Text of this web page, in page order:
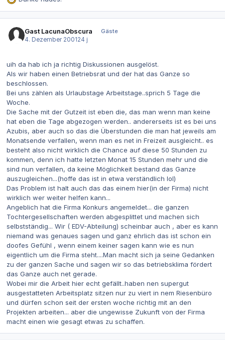
Gast LacunaObscura
Gäste
4. Dezember 200124 j
uih da hab ich ja richtig Diskussionen ausgelöst.
Als wir haben einen Betriebsrat und der hat das Ganze so
beschlossen.
Bei uns zählen als Urlaubstage Arbeitstage..sprich 5 Tage die
Woche.
Die Sache mit der Gutzeit ist eben die, das man wenn man keine
hat eben die Tage abgezogen werden.. andererseits ist es bei uns
Azubis, aber auch so das die Überstunden die man hat jeweils am
Monatsende verfallen, wenn man es net in Freizeit ausgleicht.. es
besteht also nicht wirklich die Chance auf diese 50 Stunden zu
kommen, denn ich hatte letzten Monat 15 Stunden mehr und die
sind nun verfallen, da keine Möglichkeit bestand das Ganze
auszugleichen...(hoffe das ist in etwa verständlich lol)
Das Problem ist halt auch das das einem hier(in der Firma) nicht
wirklich wer weiter helfen kann...
Angeblich hat die Firma Konkurs angemeldet... die ganzen
Tochtergesellschaften werden abgesplittet und machen sich
selbstständig... Wir ( EDV-Abteilung) scheinbar auch , aber es kann
niemand was genaues sagen und ganz ehrlich das ist schon ein
doofes Gefühl , wenn einem keiner sagen kann wie es nun
eigentlich um die Firma steht....Man macht sich ja seine Gedanken
zu der ganzen Sache und sagen wir so das betriebsklima fördert
das Ganze auch net gerade.
Wobei mir die Arbeit hier echt gefällt..haben nen supergut
ausgestatteten Arbeitsplatz sitzen nur zu viert in nem Riesenbüro
und dürfen schon seit der ersten woche richtig mit an den
Projekten arbeiten... aber die ungewisse Zukunft von der Firma
macht einen wie gesagt etwas zu schaffen.